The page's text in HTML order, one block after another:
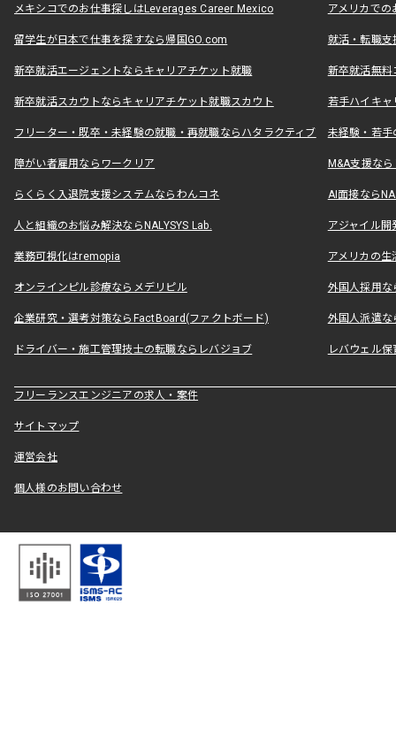
メキシコでのお仕事探しはLeverages Career Mexico アメリカで
留学生が日本で仕事を探すなら帰国GO.com 就活・転職
新卒就活エージェントならキャリアチケット就職 新卒就活無料
新卒就活スカウトならキャリアチケット就職スカウト 若手ハイキ
フリーター・既卒・未経験の就職・再就職ならハタラクティブ 未経験・若手
障がい者雇用ならワークリア M&A支援な
らくらく入退院支援システムならわんコネ AI面接なら
人と組織のお悩み解決ならNALYSYS Lab. アジャイル
業務可視化はremopia アメリカの
オンラインピル診療ならメデリピル 外国人採用
企業研究・選考対策ならFactBoard(ファクトボード) 外国人派遣な
ドライバー・施工管理技士の転職ならレバジョブ レバウェル
フリーランスエンジニアの求人・案件
サイトマップ
運営会社
個人様のお問い合わせ